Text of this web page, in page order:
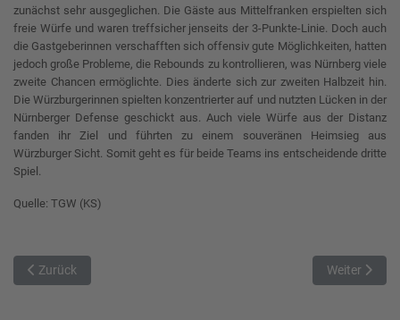
zunächst sehr ausgeglichen. Die Gäste aus Mittelfranken erspielten sich
freie Würfe und waren treffsicher jenseits der 3-Punkte-Linie. Doch auch
die Gastgeberinnen verschafften sich offensiv gute Möglichkeiten, hatten
jedoch große Probleme, die Rebounds zu kontrollieren, was Nürnberg viele
zweite Chancen ermöglichte. Dies änderte sich zur zweiten Halbzeit hin.
Die Würzburgerinnen spielten konzentrierter auf und nutzten Lücken in der
Nürnberger Defense geschickt aus. Auch viele Würfe aus der Distanz
fanden ihr Ziel und führten zu einem souveränen Heimsieg aus
Würzburger Sicht. Somit geht es für beide Teams ins entscheidende dritte
Spiel.
Quelle: TGW (KS)
Vorheriger Beitrag: TTL Bamberg verliert auch in München
Zurück Nächster
Weiter